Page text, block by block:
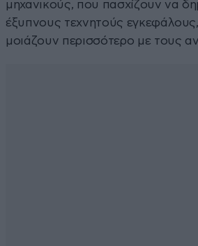
μηχανικούς, που πασχίζουν να
έξυπνους τεχνητούς
μοιάζουν περισσότερο με τους